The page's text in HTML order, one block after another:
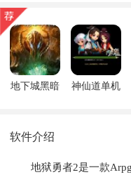
地下城黑暗
神仙道单机
软件介绍
地狱勇者2是一款Arpg